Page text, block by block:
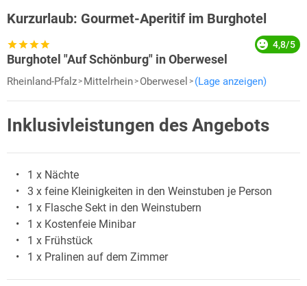
Kurzurlaub: Gourmet-Aperitif im Burghotel
Burghotel "Auf Schönburg" in Oberwesel
4,8/5
Rheinland-Pfalz Mittelrhein Oberwesel (Lage anzeigen)
Inklusivleistungen des Angebots
1 x Nächte
3 x feine Kleinigkeiten in den Weinstuben je Person
1 x Flasche Sekt in den Weinstubern
1 x Kostenfeie Minibar
1 x Frühstück
1 x Pralinen auf dem Zimmer